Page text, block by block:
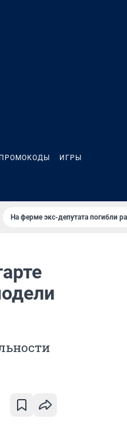
ПРОМОКОДЫ ИГРЫ
На ферме экс-депутата погибли